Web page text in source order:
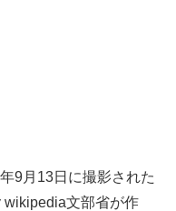
9月13日に撮影された
wikipedia文部省が作